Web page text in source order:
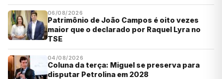
06/08/2026
Patrimônio de João Campos é oito vezes
maior que o declarado por Raquel Lyra no
TSE
04/08/2026
Coluna da terça: Miguel se preserva para
disputar Petrolina em 2028